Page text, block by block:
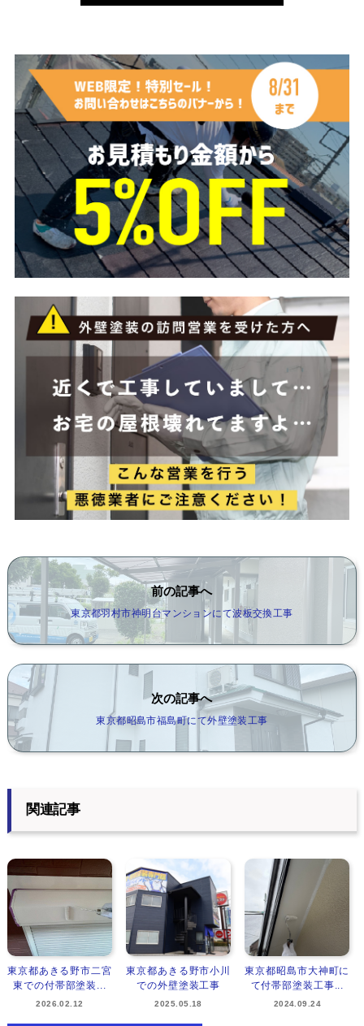
前の記事へ
東京都羽村市神明台マンションにて波板交換工事
次の記事へ
東京都昭島市福島町にて外壁塗装工事
関連記事
東京都あきる野市二宮
東での付帯部塗装...
2026.02.12
東京都あきる野市小川
での外壁塗装工事
2025.05.18
東京都昭島市大神町に
て付帯部塗装工事...
2024.09.24